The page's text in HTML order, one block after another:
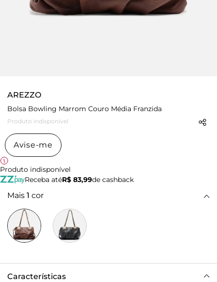
AREZZO
Bolsa Bowling Marrom Couro Média Franzida
Produto indisponível
Avise-me
Produto indisponível
Receba atéR$ 83,99de cashback
Mais 1 cor
Características